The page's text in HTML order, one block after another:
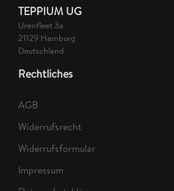
TEPPIUM UG
Urenfleet 3a
21129 Hamburg
Deutschland
Rechtliches
AGB
Widerrufsrecht
Widerrufsformular
Impressum